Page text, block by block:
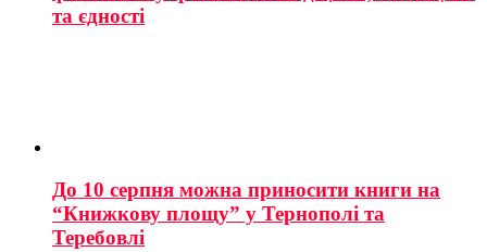
та єдності
До 10 серпня можна приносити книги на
“Книжкову площу” у Тернополі та
Теребовлі